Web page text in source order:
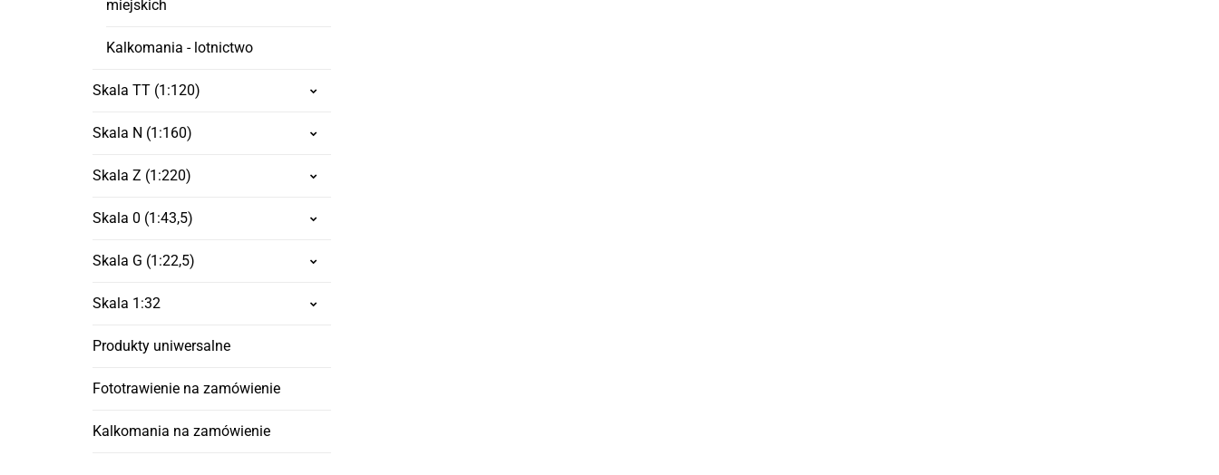
miejskich
Kalkomania - lotnictwo
Skala TT (1:120)
Skala N (1:160)
Skala Z (1:220)
Skala 0 (1:43,5)
Skala G (1:22,5)
Skala 1:32
Produkty uniwersalne
Fototrawienie na zamówienie
Kalkomania na zamówienie